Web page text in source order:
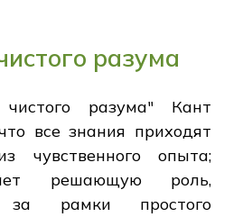
разума
разума" Кант
все знания приходят
чувственного опыта;
решающую роль,
за рамки простого